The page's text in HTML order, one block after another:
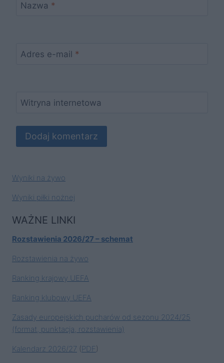
Nazwa *
Adres e-mail *
Witryna internetowa
Wyniki na żywo
Wyniki piłki nożnej
WAŻNE LINKI
Rozstawienia 2026/27 – schemat
Rozstawienia na żywo
Ranking krajowy UEFA
Ranking klubowy UEFA
Zasady europejskich pucharów od sezonu 2024/25
(format, punktacja, rozstawienia)
Kalendarz 2026/27 (PDF)